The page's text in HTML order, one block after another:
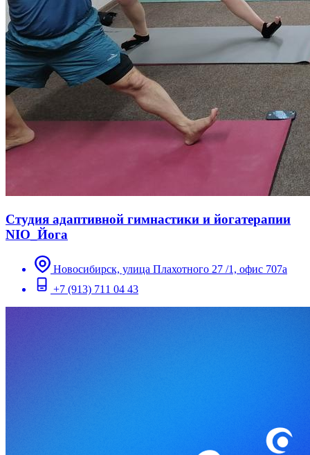
Студия адаптивной гимнастики и йогатерапии
NIO_Йога
Новосибирск, улица Плахотного 27 /1, офис 707а
+7 (913) 711 04 43